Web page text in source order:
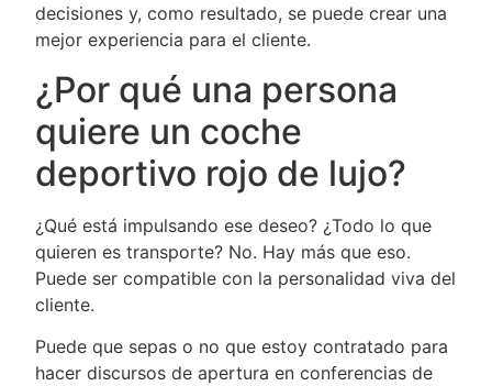
decisiones y, como resultado, se puede crear una
mejor experiencia para el cliente.
¿Por qué una persona
quiere un coche
deportivo rojo de lujo?
¿Qué está impulsando ese deseo? ¿Todo lo que
quieren es transporte? No. Hay más que eso.
Puede ser compatible con la personalidad viva del
cliente.
Puede que sepas o no que estoy contratado para
hacer discursos de apertura en conferencias de